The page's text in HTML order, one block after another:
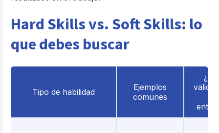
Hard Skills vs. Soft Skills: lo
que debes buscar
Tipo de habilidad
Ejemplos
comunes